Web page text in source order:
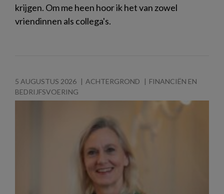
krijgen. Om me heen hoor ik het van zowel
vriendinnen als collega's.
5 AUGUSTUS 2026 ACHTERGROND
FINANCIËN EN
BEDRIJFSVOERING